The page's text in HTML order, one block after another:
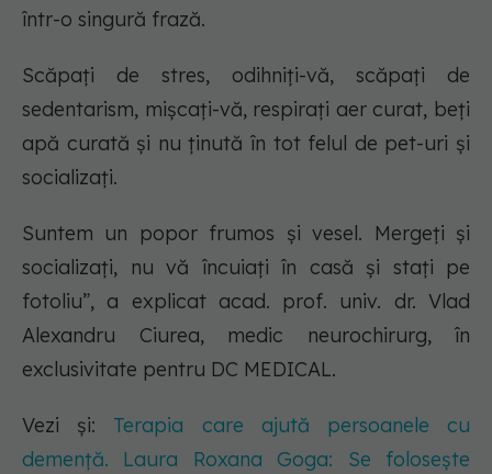
într-o singură frază.
Scăpați de stres, odihniți-vă, scăpați de
sedentarism, mișcați-vă, respirați aer curat, beți
apă curată și nu ținută în tot felul de pet-uri și
socializați.
Suntem un popor frumos și vesel. Mergeți și
socializați, nu vă încuiați în casă și stați pe
fotoliu”, a explicat acad. prof. univ. dr. Vlad
Alexandru Ciurea, medic neurochirurg, în
exclusivitate pentru DC MEDICAL.
Vezi și: Terapia care ajută persoanele cu
demență. Laura Roxana Goga: Se folosește